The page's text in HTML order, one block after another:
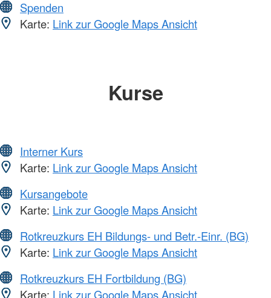
Spenden
Karte: Link zur Google Maps Ansicht
Kurse
Interner Kurs
Karte: Link zur Google Maps Ansicht
Kursangebote
Karte: Link zur Google Maps Ansicht
Rotkreuzkurs EH Bildungs- und Betr.-Einr. (BG)
Karte: Link zur Google Maps Ansicht
Rotkreuzkurs EH Fortbildung (BG)
Karte: Link zur Google Maps Ansicht